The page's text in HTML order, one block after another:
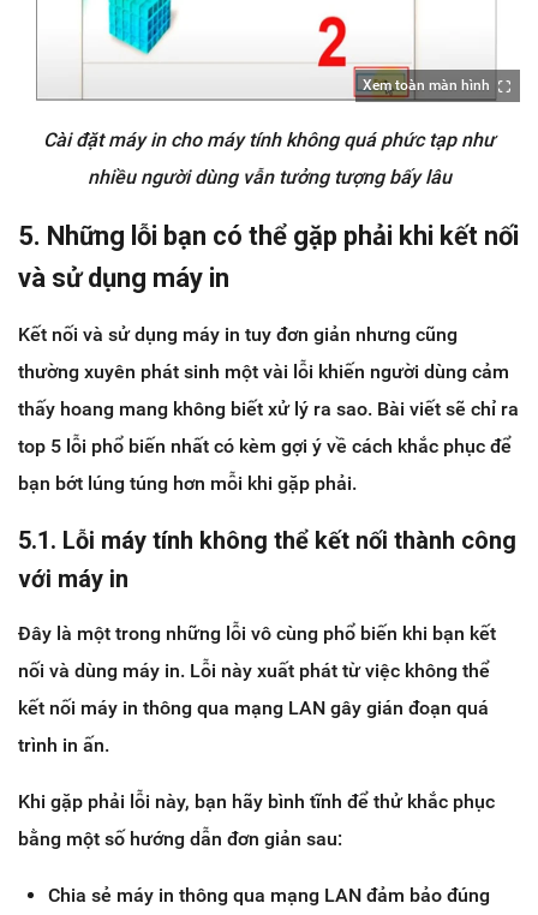
Xem toàn màn hình
Cài đặt máy in cho máy tính không quá phức tạp như
nhiều người dùng vẫn tưởng tượng bấy lâu
5. Những lỗi bạn có thể gặp phải khi kết nối
và sử dụng máy in
Kết nối và sử dụng máy in tuy đơn giản nhưng cũng
thường xuyên phát sinh một vài lỗi khiến người dùng cảm
thấy hoang mang không biết xử lý ra sao. Bài viết sẽ chỉ ra
top 5 lỗi phổ biến nhất có kèm gợi ý về cách khắc phục để
bạn bớt lúng túng hơn mỗi khi gặp phải.
5.1. Lỗi máy tính không thể kết nối thành công
với máy in
Đây là một trong những lỗi vô cùng phổ biến khi bạn kết
nối và dùng máy in. Lỗi này xuất phát từ việc không thể
kết nối máy in thông qua mạng LAN gây gián đoạn quá
trình in ấn.
Khi gặp phải lỗi này, bạn hãy bình tĩnh để thử khắc phục
bằng một số hướng dẫn đơn giản sau:
Chia sẻ máy in thông qua mạng LAN đảm bảo đúng